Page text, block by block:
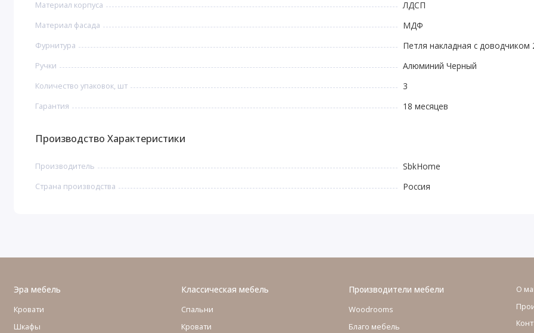
Материал корпуса ЛДСП
Материал фасада МДФ
Фурнитура Петля накладная с доводчиком
Ручки Алюминий Черный
Количество упаковок, шт 3
Гарантия 18 месяцев
Производство Характеристики
Производитель SbkHome
Страна производства Россия
Эра мебель
Кровати
Шкафы
Классическая мебель
Спальни
Кровати
Производители мебели
Woodrooms
Благо мебель
О